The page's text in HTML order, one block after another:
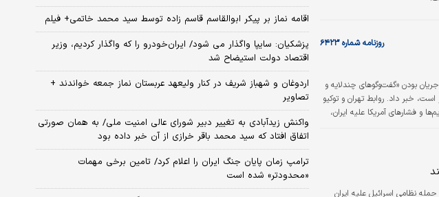
روزنامه شماره ۶۴۲۳
بودن «گفت‌وگوهای چندلایه و
است، خبر داد. روابط تهران و توکیو
و فشارهای آمریکا علیه ایران،
نظامی اسرائیل علیه ایران
اقامه نماز بر پیکر ابوالقاسم قاسم زاده توسط سید محمد خاتمی+ فیلم
پزشکیان: سایپا واگذار می شود/ ایران‌خودرو را که واگذار کردیم، وزیر
اقتصاد دولت استیضاح شد
اردوغان و شهباز شریف در کنار ولیعهد عربستان نماز جمعه خواندند +
تصاویر
واکنش زیدآبادی به تغییر دبیر شورای عالی امنیت ملی/ به همان صورتی
اتفاق افتاد که سید محمد باقر خرازی از آن خبر داده بود
ترامپ زمان پایان جنگ ایران را اعلام کرد/ تامین برخی مهمات
«محدودتر» شده است